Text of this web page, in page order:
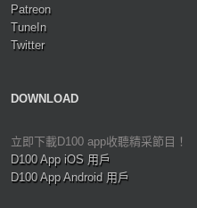
Patreon
TuneIn
Twitter
DOWNLOAD
立即下載D100 app收聽精采節目！
D100 App iOS 用戶
D100 App Android 用戶